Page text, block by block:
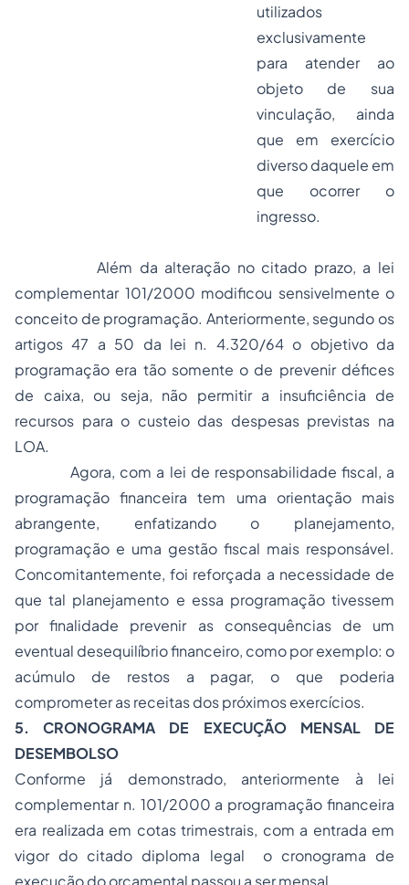
utilizados
exclusivamente
para atender ao
objeto de sua
vinculação, ainda
que em exercício
diverso daquele em
que ocorrer o
ingresso.
Além da alteração no citado prazo, a lei
complementar 101/2000 modificou sensivelmente o
conceito de programação. Anteriormente, segundo os
artigos 47 a 50 da lei n. 4.320/64 o objetivo da
programação era tão somente o de prevenir défices
de caixa, ou seja, não permitir a insuficiência de
recursos para o custeio das despesas previstas na
LOA.
Agora, com a lei de responsabilidade fiscal, a
programação financeira tem uma orientação mais
abrangente, enfatizando o planejamento,
programação e uma gestão fiscal mais responsável.
Concomitantemente, foi reforçada a necessidade de
que tal planejamento e essa programação tivessem
por finalidade prevenir as consequências de um
eventual desequilíbrio financeiro, como por exemplo: o
acúmulo de restos a pagar, o que poderia
comprometer as receitas dos próximos exercícios.
5. CRONOGRAMA DE EXECUÇÃO MENSAL DE
DESEMBOLSO
Conforme já demonstrado, anteriormente à lei
complementar n. 101/2000 a programação financeira
era realizada em cotas trimestrais, com a entrada em
vigor do citado diploma legal o cronograma de
execução do orçamental passou a ser mensal.